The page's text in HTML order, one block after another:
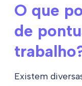
O que
de
Existem